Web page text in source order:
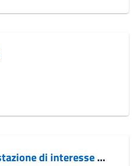
Avviso manifestazione di interesse ETS 2026